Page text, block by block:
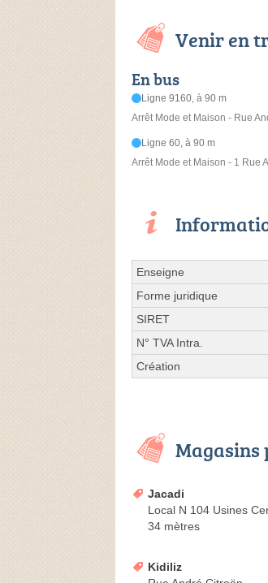
Venir en
En bus
Ligne 9160, à 90 m
Arrêt Mode et Maison - Rue
Ligne 60, à 90 m
Arrêt Mode et Maison - 1 Rue
Enseigne
Forme juridique
SIRET
N° TVA Intra.
Création
Magasins
Jacadi
Local N 104 Usines
34 mètres
Kidiliz